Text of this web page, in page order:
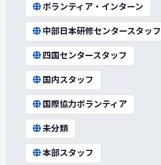
ボランティア・インターン
中部日本研修センタースタッフ
四国センタースタッフ
国内スタッフ
国際協力ボランティア
未分類
本部スタッフ